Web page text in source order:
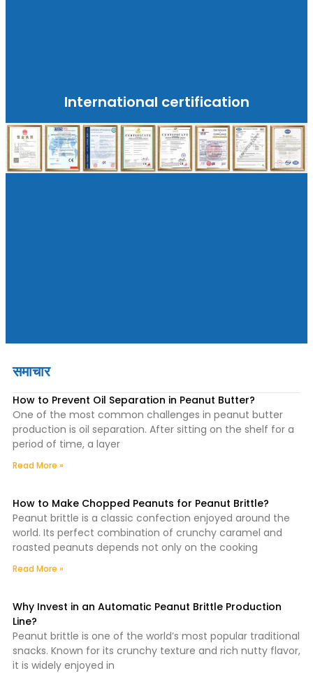
International certification
समाचार
How to Prevent Oil Separation in Peanut Butter?
One of the most common challenges in peanut butter
production is oil separation. After sitting on the shelf for a
period of time, a layer
Read More »
How to Make Chopped Peanuts for Peanut Brittle?
Peanut brittle is a classic confection enjoyed around the
world. Its perfect combination of crunchy caramel and
roasted peanuts depends not only on the cooking
Read More »
Why Invest in an Automatic Peanut Brittle Production
Line?
Peanut brittle is one of the world’s most popular traditional
snacks. Known for its crunchy texture and rich nutty flavor,
it is widely enjoyed in